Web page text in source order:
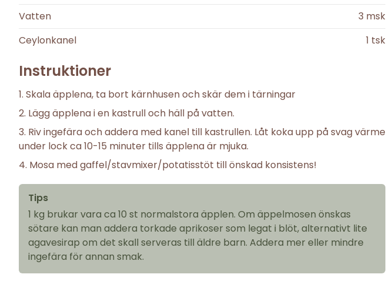
Vatten
3 msk
Ceylonkanel
1 tsk
Instruktioner
Skala äpplena, ta bort kärnhusen och skär dem i tärningar
Lägg äpplena i en kastrull och häll på vatten.
Riv ingefära och addera med kanel till kastrullen. Låt koka upp på svag värme
under lock ca 10-15 minuter tills äpplena är mjuka.
Mosa med gaffel/stavmixer/potatisstöt till önskad konsistens!
Tips
1 kg brukar vara ca 10 st normalstora äpplen. Om äppelmosen önskas
sötare kan man addera torkade aprikoser som legat i blöt, alternativt lite
agavesirap om det skall serveras till äldre barn. Addera mer eller mindre
ingefära för annan smak.